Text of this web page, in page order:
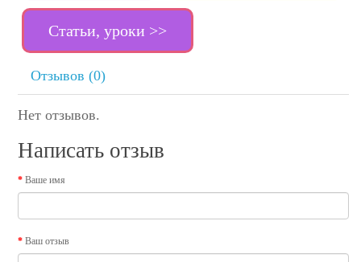
Статьи, уроки >>
Отзывов (0)
Нет отзывов.
Написать отзыв
Ваше имя
Ваш отзыв